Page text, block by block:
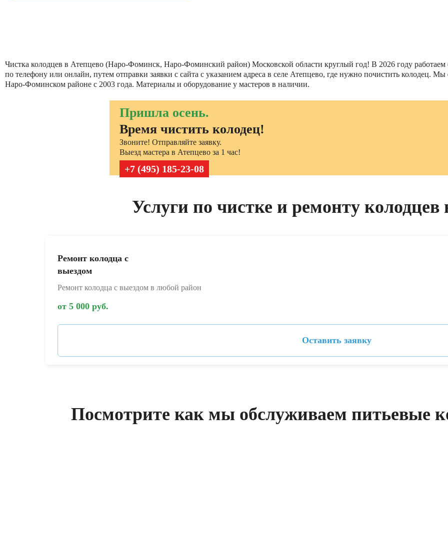
Чистка колодцев в Атепцево (Наро-Фоминск, Наро-Фоминский район) Московской области круглый год! В 2026 году работаем
по телефону или онлайн, путем отправки заявки с сайта с указанием адреса в селе Атепцево, где нужно почистить колодец.
Наро-Фоминском районе с 2003 года. Материалы и оборудование у мастеров в наличии.
Пришла осень.
Время чистить колодец!
Звоните! Отправляйте заявку.
Выезд мастера в Атепцево за 1 час!
+7 (495) 185-23-08
Услуги по чистке и ремонту колодцев
Ремонт колодца с
выездом
Ремонт колодца с выездом в любой район
от 5 000 руб.
Оставить заявку
Посмотрите как мы обслуживаем питьевые